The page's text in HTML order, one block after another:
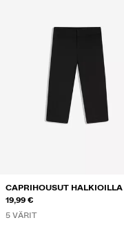
CAPRIHOUSUT HALKIOILLA
19,99 €
5 VÄRIT